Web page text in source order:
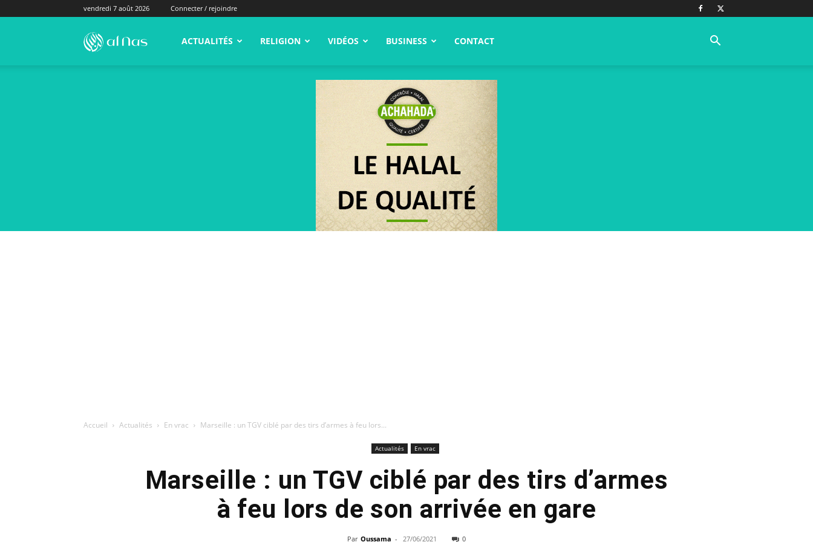
vendredi 7 août 2026 Connecter / rejoindre
alNas.fr ACTUALITÉS RELIGION VIDÉOS BUSINESS CONTACT
Accueil Actualités En vrac Marseille : un TGV ciblé par des tirs d’armes à feu lors...
Actualités En vrac
Marseille : un TGV ciblé par des tirs d’armes
à feu lors de son arrivée en gare
Par Oussama - 27/06/2021 0